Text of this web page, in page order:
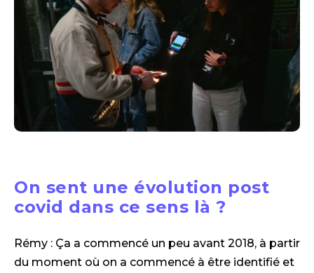
On sent une évolution post
covid dans ce sens là ?
Rémy : Ça a commencé un peu avant 2018, à partir
du moment où on a commencé à être identifié et